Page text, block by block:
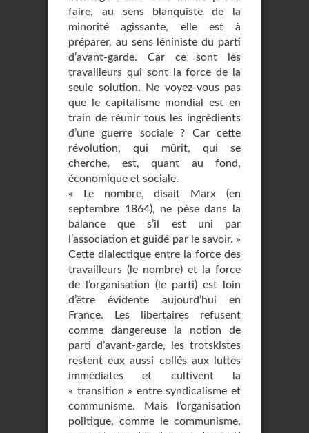
faire, au sens blanquiste de la
minorité agissante, elle est à
préparer, au sens léniniste du parti
d’avant-garde. Car ce sont les
travailleurs qui sont la force de la
seule solution. Ne voyez-vous pas
que le capitalisme mondial est en
train de réunir tous les ingrédients
d’une guerre sociale ? Car cette
révolution, qui mûrit, qui se
cherche, est, quant au fond,
économique et sociale.
« Le nombre, disait Marx (en
septembre 1864), ne pèse dans la
balance que s’il est uni par
l’association et guidé par le savoir. »
Cette dialectique entre la force des
travailleurs (le nombre) et la force
de l’organisation (le parti) est loin
d’être évidente aujourd’hui en
France. Les libertaires refusent
comme dangereuse la notion de
parti d’avant-garde, les trotskistes
restent eux aussi collés aux luttes
immédiates et cultivent la
« transition » entre syndicalisme et
communisme. Mais l’organisation
politique, comme le communisme,